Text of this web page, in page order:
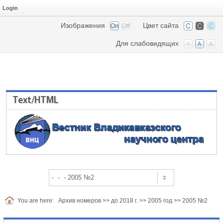
Login
Цвет сайта
Изображения
Для слабовидящих
Text/HTML
You are here: Архив номеров >> до 2018 г. >> 2005 год >> 2005 №2